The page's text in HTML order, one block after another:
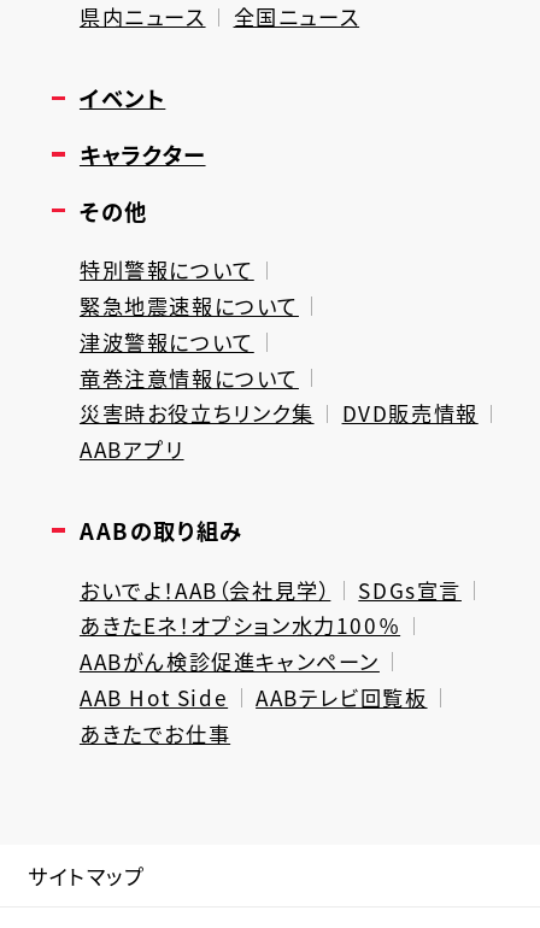
県内ニュース 全国ニュース
イベント
キャラクター
その他
特別警報について
緊急地震速報について
津波警報について
竜巻注意情報について
災害時お役立ちリンク集
DVD販売情報
AABアプリ
AABの取り組み
おいでよ！AAB（会社見学）
SDGs宣言
あきたEネ！オプション水力100％
AABがん検診促進キャンペーン
AAB Hot Side
AABテレビ回覧板
あきたでお仕事
サイトマップ